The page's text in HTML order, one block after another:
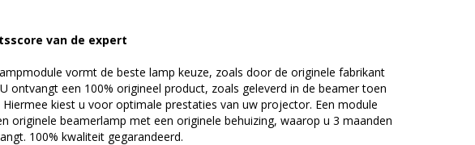
van de expert
vormt de beste lamp keuze, zoals door de originele fabrikant
ontvangt een 100% origineel product, zoals geleverd in de beamer toen
Hiermee kiest u voor optimale prestaties van uw projector. Een module
originele beamerlamp met een originele behuizing, waarop u 3 maanden
100% kwaliteit gegarandeerd.